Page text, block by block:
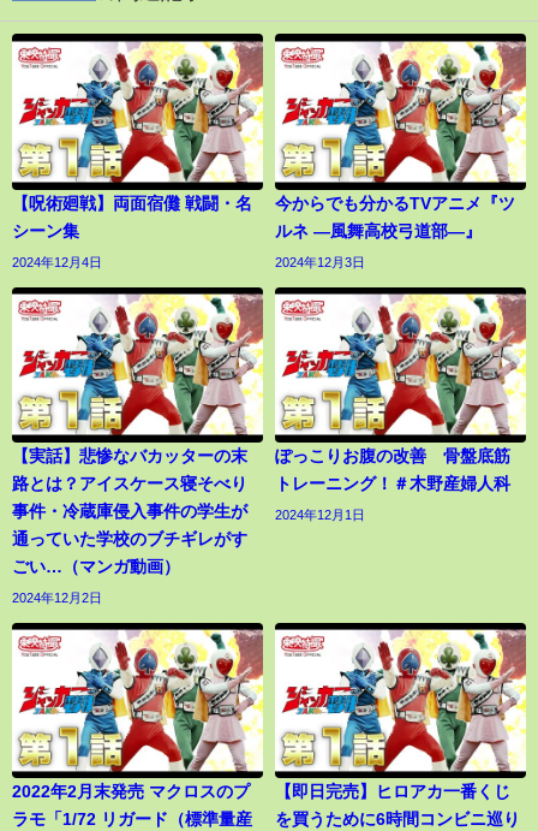
【呪術廻戦】両面宿儺 戦闘・名
シーン集
2024年12月4日
今からでも分かるTVアニメ『ツ
ルネ ―風舞高校弓道部―』
2024年12月3日
【実話】悲惨なバカッターの末
路とは？アイスケース寝そべり
事件・冷蔵庫侵入事件の学生が
通っていた学校のブチギレがす
ごい…（マンガ動画）
2024年12月2日
ぽっこりお腹の改善 骨盤底筋
トレーニング！＃木野産婦人科
2024年12月1日
2022年2月末発売 マクロスのプ
ラモ「1/72 リガード（標準量産
【即日完売】ヒロアカ一番くじ
を買うために6時間コンビニ巡り